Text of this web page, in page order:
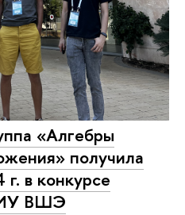
«Алгебры
получила
в конкурсе
ВШЭ